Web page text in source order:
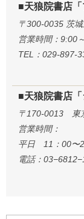
■天狼院書店「
〒300-0035 茨
営業時間：9:00
TEL：029-897-
■天狼院書店「
〒170-0013 東
営業時間：
平日 11：00〜
電話：